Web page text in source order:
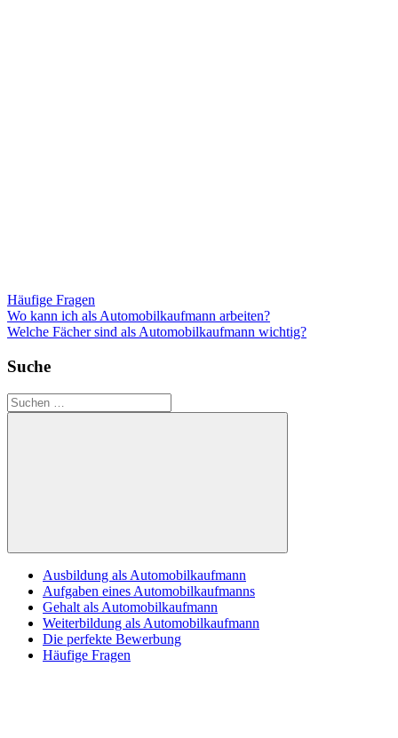
Häufige Fragen
Beitragsnavigation
Vorheriger
Beitrag:
Wo kann ich als Automobilkaufmann arbeiten?
Nächster
Welche Fächer sind als Automobilkaufmann wichtig?
Suche
Suchen
nach:
Suchen
Ausbildung als Automobilkaufmann
Aufgaben eines Automobilkaufmanns
Gehalt als Automobilkaufmann
Weiterbildung als Automobilkaufmann
Die perfekte Bewerbung
Häufige Fragen